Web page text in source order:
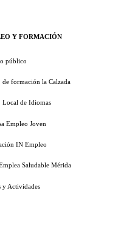
Y FORMACIÓN
público
de formación la Calzada
Local de Idiomas
Empleo Joven
IN Empleo
Saludable Mérida
y Actividades